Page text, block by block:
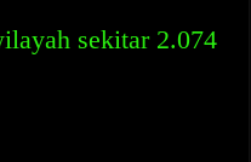
sekitar 2.074